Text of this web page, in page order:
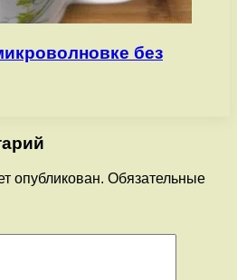
без
опубликован. Обязательные